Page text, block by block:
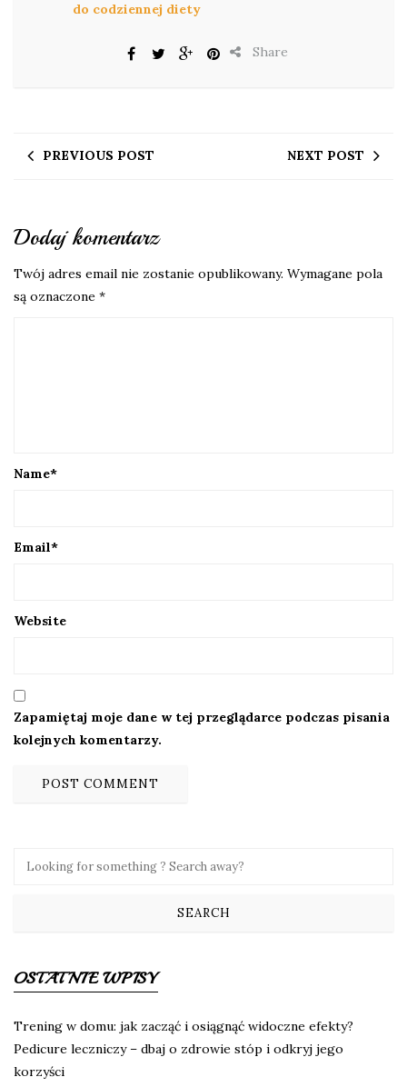
do codziennej diety
Share
PREVIOUS POST NEXT POST
Dodaj komentarz
Twój adres email nie zostanie opublikowany. Wymagane pola
są oznaczone *
Name*
Email*
Website
Zapamiętaj moje dane w tej przeglądarce podczas pisania
kolejnych komentarzy.
OSTATNIE WPISY
Trening w domu: jak zacząć i osiągnąć widoczne efekty?
Pedicure leczniczy – dbaj o zdrowie stóp i odkryj jego
korzyści